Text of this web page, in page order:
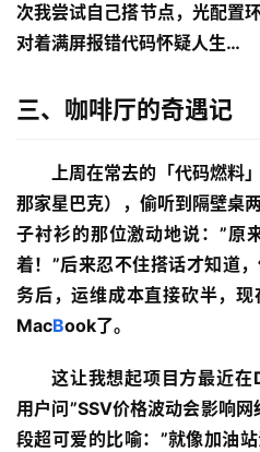
次我尝试自己搭节点，光配置
对着满屏报错代码怀疑人生…
三、咖啡厅的奇遇记
上周在常去的「代码燃料
那家星巴克），偷听到隔壁桌
子衬衫的那位激动地说：”原
着！”后来忍不住搭话才知道
务后，运维成本直接砍半，
MacBook了。
这让我想起项目方最近
用户问”SSV价格波动会影响
段超可爱的比喻：”就像加油